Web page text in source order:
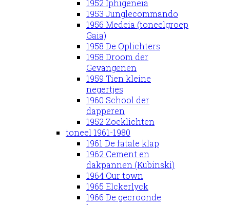
1952 Iphigeneia
1953 Junglecommando
1956 Medeia (toneelgroep
Gaia)
1958 De Oplichters
1958 Droom der
Gevangenen
1959 Tien kleine
negertjes
1960 School der
dapperen
1952 Zoeklichten
toneel 1961-1980
1961 De fatale klap
1962 Cement en
dakpannen (Kubinski)
1964 Our town
1965 Elckerlyck
1966 De gecroonde